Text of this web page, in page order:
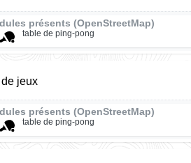
présents (OpenStreetMap)
table de ping-pong
jeux
présents (OpenStreetMap)
table de ping-pong